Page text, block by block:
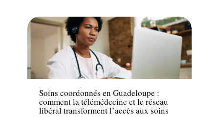
Actualité
Soins coordonnés en Guadeloupe :
comment la télémédecine et le réseau
libéral transforment l’accès aux soins